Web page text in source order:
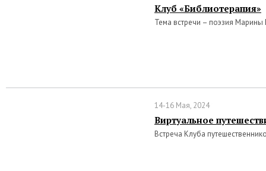
Клуб «Библиотерапия»
Тема встречи – поэзия Марины
14-16 Мая, 2024
Виртуальное
Встреча Клуба